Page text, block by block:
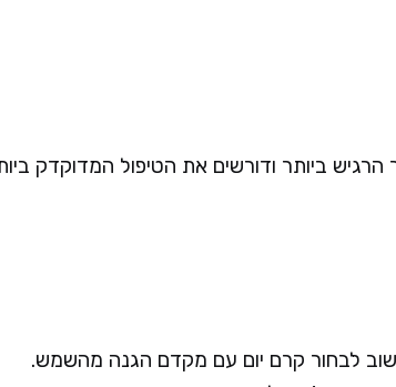
הרגיש ביותר ודורשים את הטיפול המדוקדק